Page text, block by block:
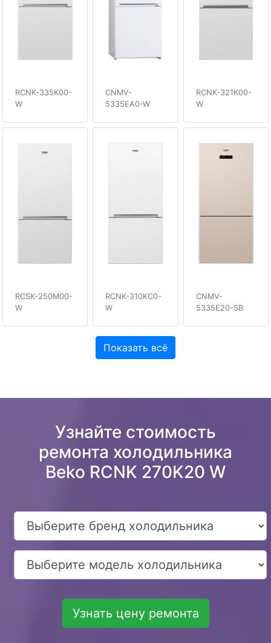
RCNK-335K00-
W
CNMV-
5335EA0-W
RCNK-321K00-
W
RCSK-250M00-
W
RCNK-310KC0-
W
CNMV-
5335E20-SB
Показать всё
Узнайте стоимость
ремонта холодильника
Beko RCNK 270K20 W
Узнать цену ремонта